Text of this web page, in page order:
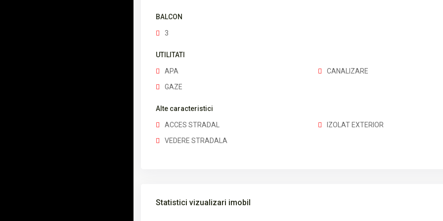
BALCON
3
UTILITATI
APA
CANALIZARE
GAZE
Alte caracteristici
ACCES STRADAL
IZOLAT EXTERIOR
VEDERE STRADALA
Statistici vizualizari imobil